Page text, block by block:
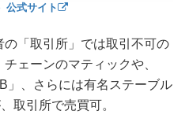
公式サイト
「取引所」では取引不可の
ェーンのマティックや、
」、さらには有名ステーブル
取引所で売買可。